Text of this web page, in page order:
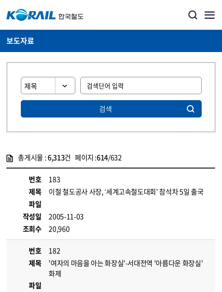
보도자료
검색
총게시물 :6,313건 페이지 :614/632
번호
183
제목
이철 철도공사 사장, ‘세계고속철도대회' 참석차 5일 출국
파일
작성일
2005-11-03
조회수
20,960
번호
182
제목
'여자의 마음을 아는 화장실'-서대전역 '아름다운 화장실'
화제
파일